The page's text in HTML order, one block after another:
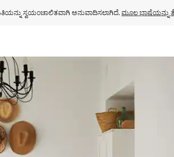
ಸ್ವಯಂಚಾಲಿತವಾಗಿ ಅನುವಾದಿಸಲಾಗಿದೆ. ಮೂಲ ಭಾಷೆಯನ್ನು